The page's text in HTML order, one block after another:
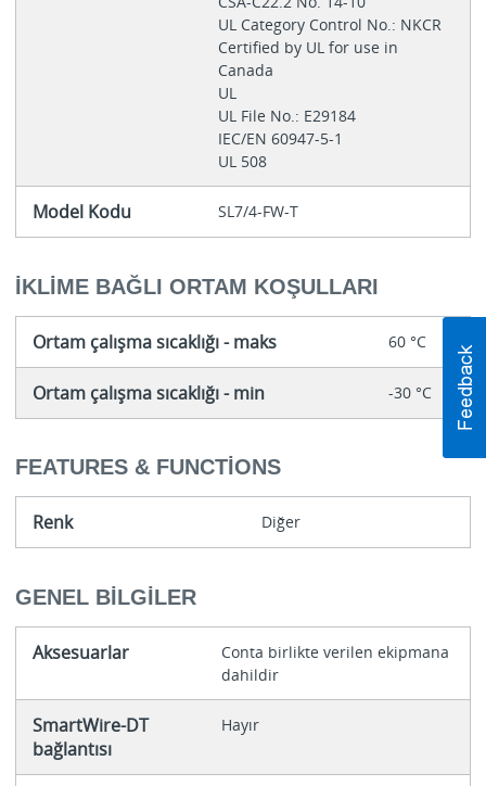
UL Category Control No.: NKCR
Certified by UL for use in
Canada
UL
UL File No.: E29184
IEC/EN 60947-5-1
UL 508
Model Kodu SL7/4-FW-T
İKLIME BAĞLI ORTAM KOŞULLARI
Ortam çalışma sıcaklığı - maks 60 °C
Ortam çalışma sıcaklığı - min -30 °C
FEATURES & FUNCTIONS
Renk Diğer
GENEL BILGILER
Aksesuarlar
Conta birlikte verilen ekipmana
dahildir
SmartWire-DT
bağlantısı
Hayır